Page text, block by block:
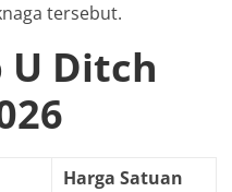
tersebut.
U Ditch
Harga Satuan